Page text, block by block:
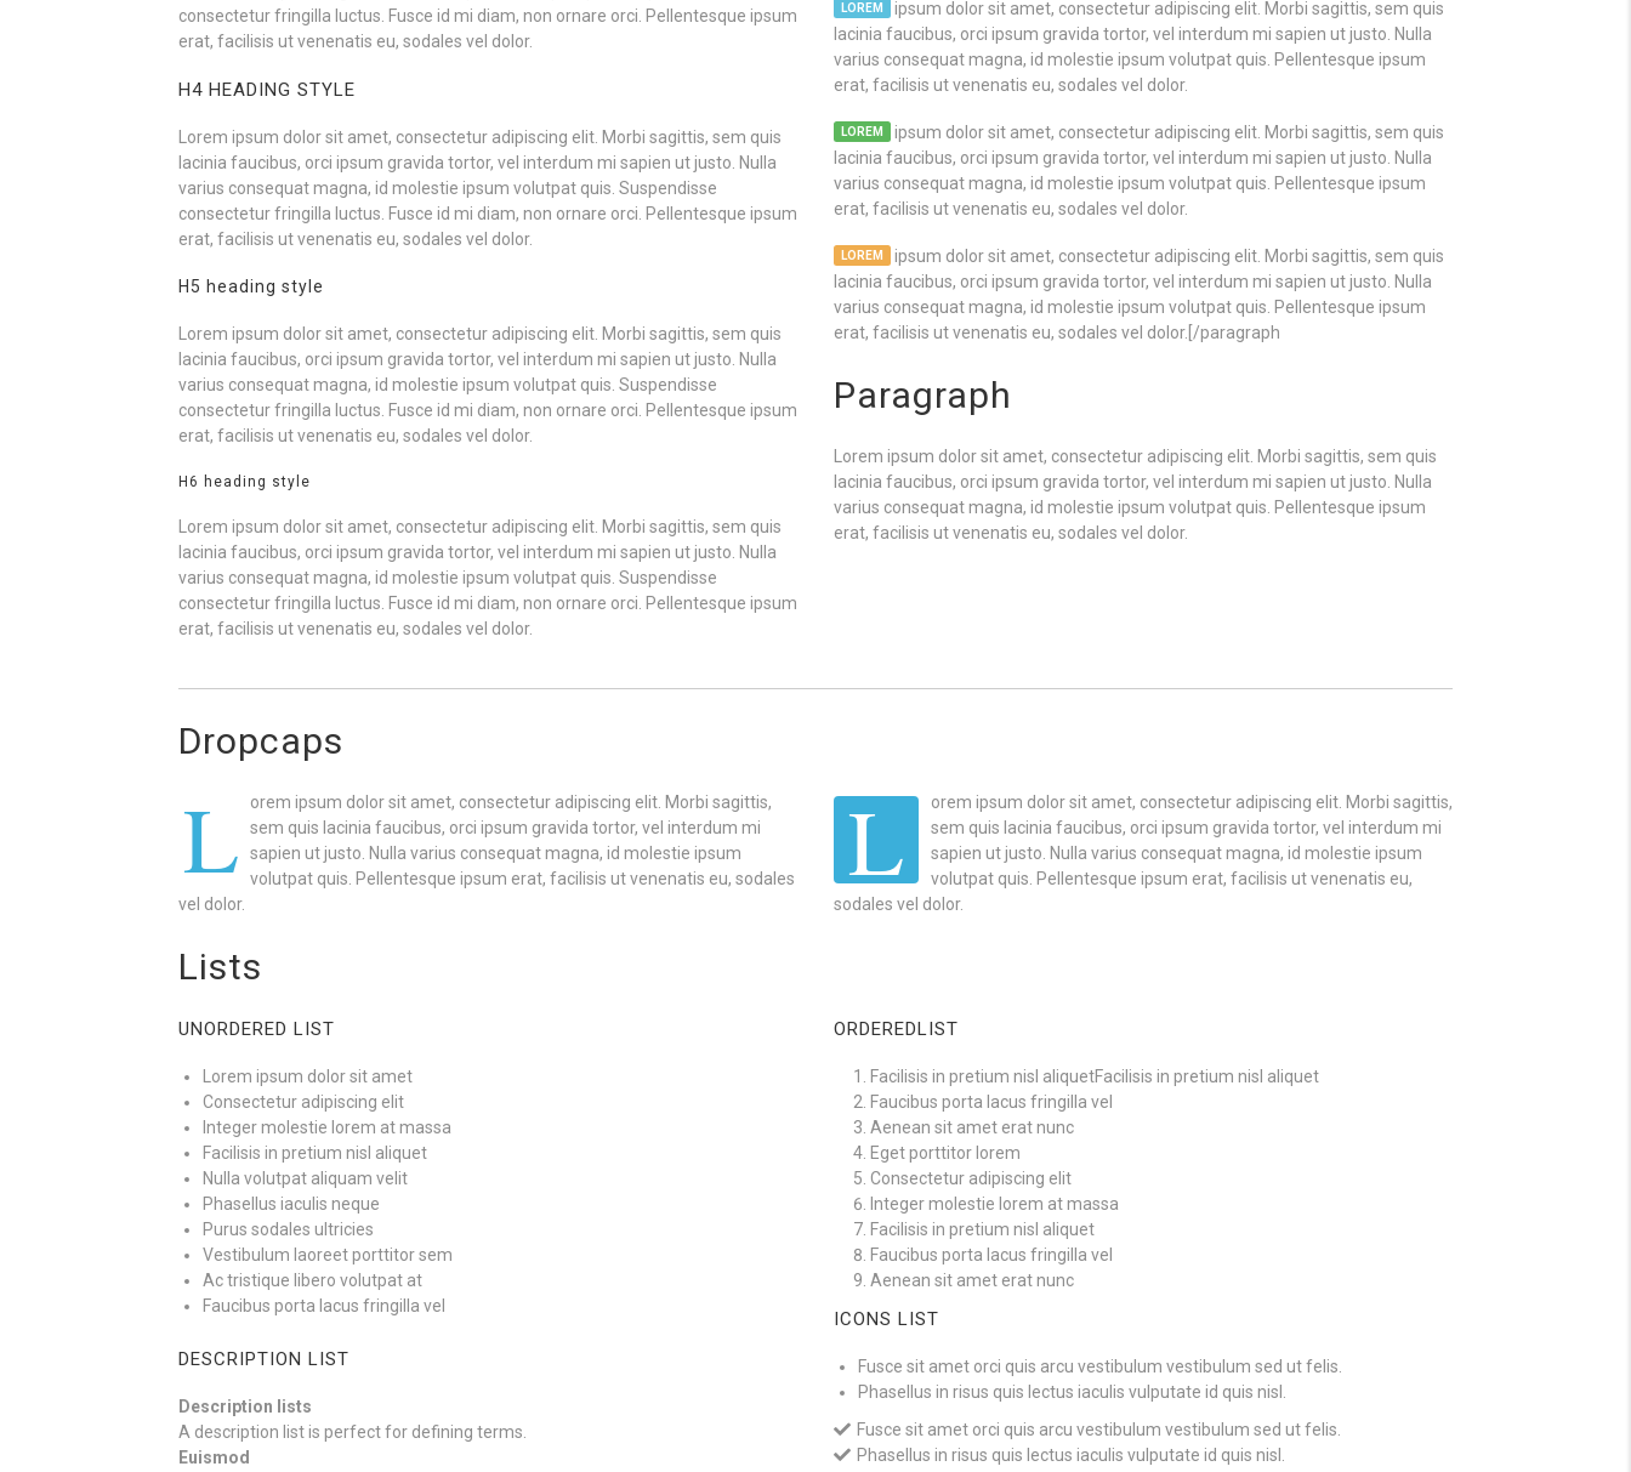
consectetur fringilla luctus. Fusce id mi diam, non ornare orci. Pellentesque ipsum
erat, facilisis ut venenatis eu, sodales vel dolor.
H4 HEADING STYLE
Lorem ipsum dolor sit amet, consectetur adipiscing elit. Morbi sagittis, sem quis
lacinia faucibus, orci ipsum gravida tortor, vel interdum mi sapien ut justo. Nulla
varius consequat magna, id molestie ipsum volutpat quis. Suspendisse
consectetur fringilla luctus. Fusce id mi diam, non ornare orci. Pellentesque ipsum
erat, facilisis ut venenatis eu, sodales vel dolor.
H5 heading style
Lorem ipsum dolor sit amet, consectetur adipiscing elit. Morbi sagittis, sem quis
lacinia faucibus, orci ipsum gravida tortor, vel interdum mi sapien ut justo. Nulla
varius consequat magna, id molestie ipsum volutpat quis. Suspendisse
consectetur fringilla luctus. Fusce id mi diam, non ornare orci. Pellentesque ipsum
erat, facilisis ut venenatis eu, sodales vel dolor.
H6 heading style
Lorem ipsum dolor sit amet, consectetur adipiscing elit. Morbi sagittis, sem quis
lacinia faucibus, orci ipsum gravida tortor, vel interdum mi sapien ut justo. Nulla
varius consequat magna, id molestie ipsum volutpat quis. Suspendisse
consectetur fringilla luctus. Fusce id mi diam, non ornare orci. Pellentesque ipsum
erat, facilisis ut venenatis eu, sodales vel dolor.
LOREM
ipsum dolor sit amet, consectetur adipiscing elit. Morbi sagittis, sem quis
lacinia faucibus, orci ipsum gravida tortor, vel interdum mi sapien ut justo. Nulla
varius consequat magna, id molestie ipsum volutpat quis. Pellentesque ipsum
erat, facilisis ut venenatis eu, sodales vel dolor.
LOREM
ipsum dolor sit amet, consectetur adipiscing elit. Morbi sagittis, sem quis
lacinia faucibus, orci ipsum gravida tortor, vel interdum mi sapien ut justo. Nulla
varius consequat magna, id molestie ipsum volutpat quis. Pellentesque ipsum
erat, facilisis ut venenatis eu, sodales vel dolor.
LOREM
ipsum dolor sit amet, consectetur adipiscing elit. Morbi sagittis, sem quis
lacinia faucibus, orci ipsum gravida tortor, vel interdum mi sapien ut justo. Nulla
varius consequat magna, id molestie ipsum volutpat quis. Pellentesque ipsum
erat, facilisis ut venenatis eu, sodales vel dolor.[/paragraph
Paragraph
Lorem ipsum dolor sit amet, consectetur adipiscing elit. Morbi sagittis, sem quis
lacinia faucibus, orci ipsum gravida tortor, vel interdum mi sapien ut justo. Nulla
varius consequat magna, id molestie ipsum volutpat quis. Pellentesque ipsum
erat, facilisis ut venenatis eu, sodales vel dolor.
Dropcaps
L
orem ipsum dolor sit amet, consectetur adipiscing elit. Morbi sagittis,
sem quis lacinia faucibus, orci ipsum gravida tortor, vel interdum mi
sapien ut justo. Nulla varius consequat magna, id molestie ipsum
volutpat quis. Pellentesque ipsum erat, facilisis ut venenatis eu, sodales
vel dolor.
L
orem ipsum dolor sit amet, consectetur adipiscing elit. Morbi sagittis,
sem quis lacinia faucibus, orci ipsum gravida tortor, vel interdum mi
sapien ut justo. Nulla varius consequat magna, id molestie ipsum
volutpat quis. Pellentesque ipsum erat, facilisis ut venenatis eu,
sodales vel dolor.
Lists
UNORDERED LIST
Lorem ipsum dolor sit amet
Consectetur adipiscing elit
Integer molestie lorem at massa
Facilisis in pretium nisl aliquet
Nulla volutpat aliquam velit
Phasellus iaculis neque
Purus sodales ultricies
Vestibulum laoreet porttitor sem
Ac tristique libero volutpat at
Faucibus porta lacus fringilla vel
DESCRIPTION LIST
Description lists
A description list is perfect for defining terms.
Euismod
ORDEREDLIST
Facilisis in pretium nisl aliquetFacilisis in pretium nisl aliquet
Faucibus porta lacus fringilla vel
Aenean sit amet erat nunc
Eget porttitor lorem
Consectetur adipiscing elit
Integer molestie lorem at massa
Facilisis in pretium nisl aliquet
Faucibus porta lacus fringilla vel
Aenean sit amet erat nunc
ICONS LIST
Fusce sit amet orci quis arcu vestibulum vestibulum sed ut felis.
Phasellus in risus quis lectus iaculis vulputate id quis nisl.
Fusce sit amet orci quis arcu vestibulum vestibulum sed ut felis.
Phasellus in risus quis lectus iaculis vulputate id quis nisl.